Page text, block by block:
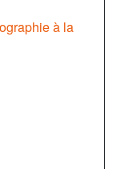
à la